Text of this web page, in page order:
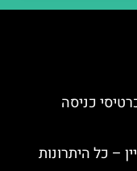
כניסה
– כל היתרונות